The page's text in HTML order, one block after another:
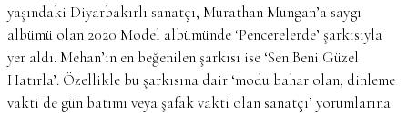
yaşındaki Diyarbakırlı sanatçı, Murathan Mungan’a saygı
albümü olan 2020 Model albümünde ‘Pencerelerde’ şarkısıyla
yer aldı. Mehan’ın en beğenilen şarkısı ise ‘Sen Beni Güzel
Hatırla’. Özellikle bu şarkısına dair ‘modu bahar olan, dinleme
vakti de gün batımı veya şafak vakti olan sanatçı’ yorumlarına